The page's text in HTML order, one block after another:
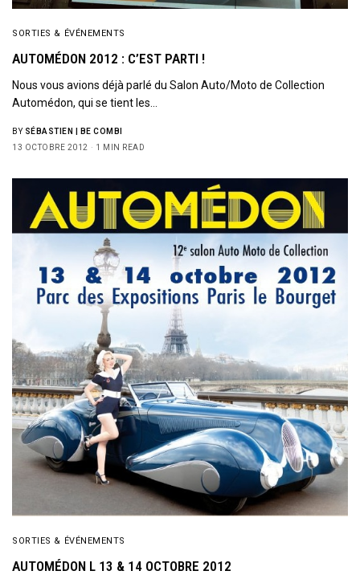
Sign Up to Our Newsletter
Get notified about exclusive offers every week!
SIGN UP
SORTIES & ÉVÉNEMENTS
AUTOMÉDON 2012 : C’EST PARTI !
Nous vous avions déjà parlé du Salon Auto/Moto de Collection
Automédon, qui se tient les…
BY SÉBASTIEN | BE COMBI
13 OCTOBRE 2012
1 MIN READ
SORTIES & ÉVÉNEMENTS
AUTOMÉDON L 13 & 14 OCTOBRE 2012